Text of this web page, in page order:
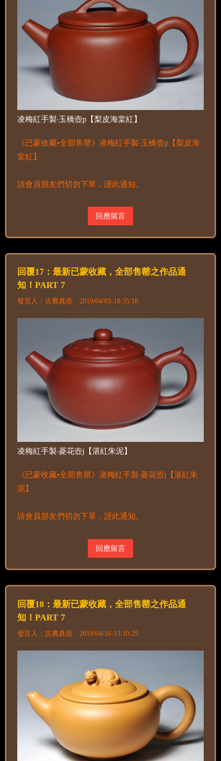
凌梅紅手製‧玉橋壺p【梨皮海棠紅】
《已蒙收藏•全部售罄》凌梅紅手製‧玉橋壺p【梨皮海
棠紅】
請會員朋友們切勿下單，謹此通知。
回應留言
回覆17：最新已蒙收藏，全部售罄之作品通
知！PART 7
發言人：古農真壺 2019/04/03-18:35:18
凌梅紅手製‧菱花壺j【湛紅朱泥】
《已蒙收藏•全部售罄》凌梅紅手製‧菱花壺j【湛紅朱
泥】
請會員朋友們切勿下單，謹此通知。
回應留言
回覆18：最新已蒙收藏，全部售罄之作品通
知！PART 7
發言人：古農真壺 2019/04/16-13:10:29